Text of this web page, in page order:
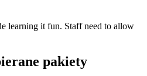
learning it fun. Staff need to allow
pakiety